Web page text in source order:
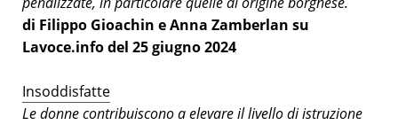
di Filippo Gioachin e Anna Zamberlan su
Lavoce.info del 25 giugno 2024
Insoddisfatte
Le donne contribuiscono a elevare il livello di istruzione